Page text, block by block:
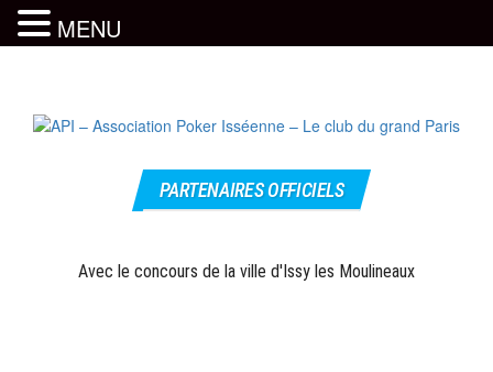
content
API –
Association
Isséenne –
officiel
PARTENAIRES OFFICIELS
Avec le concours de la ville d'Issy les Moulineaux
MENU